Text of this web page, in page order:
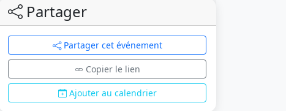
Partager
Partager cet événement
Copier le lien
Ajouter au calendrier